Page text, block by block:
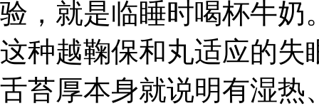
验，就是临睡时喝杯牛奶
这种越鞠保和丸适应的失
舌苔厚本身就说明有湿热